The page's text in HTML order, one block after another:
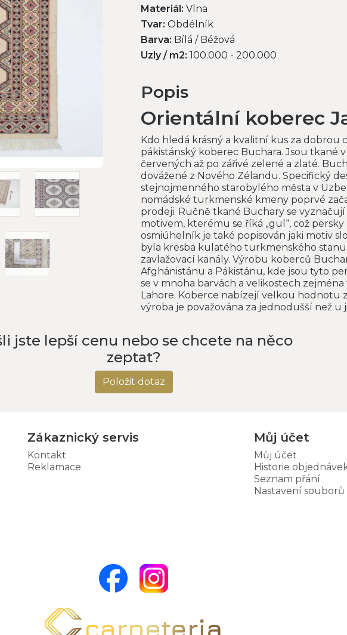
Materiál: Vlna
Tvar: Obdélník
Barva: Bílá / Béžová
Uzly / m2: 100.000 - 200.000
Popis
Orientální koberec
Kdo hledá krásný a kvalitní kus za dobrou
pákistánský koberec Buchara. Jsou tkané
červených až po zářivé zelené a zlaté.
dovážené z Nového Zélandu. Specifický
stejnojmenného starobylého města v
nomádské turkmenské kmeny poprvé
prodeji. Ručně tkané Buchary se
motivem, kterému se říká „gul“, což
osmiúhelník je také popisován jaki motiv
byla kresba kulatého turkmenského
zavlažovací kanály. Výrobu koberců
Afghánistánu a Pákistánu, kde jsou tyto
se v mnoha barvách a velikostech
Lahore. Koberce nabízejí velkou hodnotu
výroba je považována za jednodušší než u
jste lepší cenu nebo se chcete na něco
zeptat?
Položit dotaz
Zákaznický servis
Kontakt
Reklamace
Můj účet
Můj účet
Historie
Seznam přání
Nastavení souborů